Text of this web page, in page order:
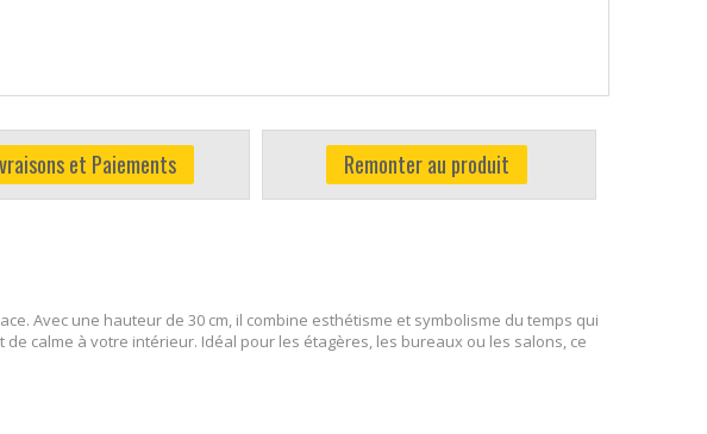
et Paiements Remonter au produit
Avec une hauteur de 30 cm, il combine esthétisme et symbolisme du temps qui
calme à votre intérieur. Idéal pour les étagères, les bureaux ou les salons, ce